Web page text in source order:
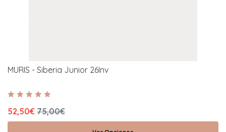
MURIS - Siberia Junior 26Inv
52,50€ 75,00€